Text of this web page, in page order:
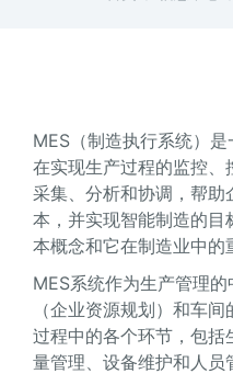
MES（制造执行系统）
在实现生产过程的监控
采集、分析和协调，帮
本，并实现智能制造的目
本概念和它在制造业中的
MES系统作为生产管理
（企业资源规划）和车
过程中的各个环节，包
量管理、设备维护和人员